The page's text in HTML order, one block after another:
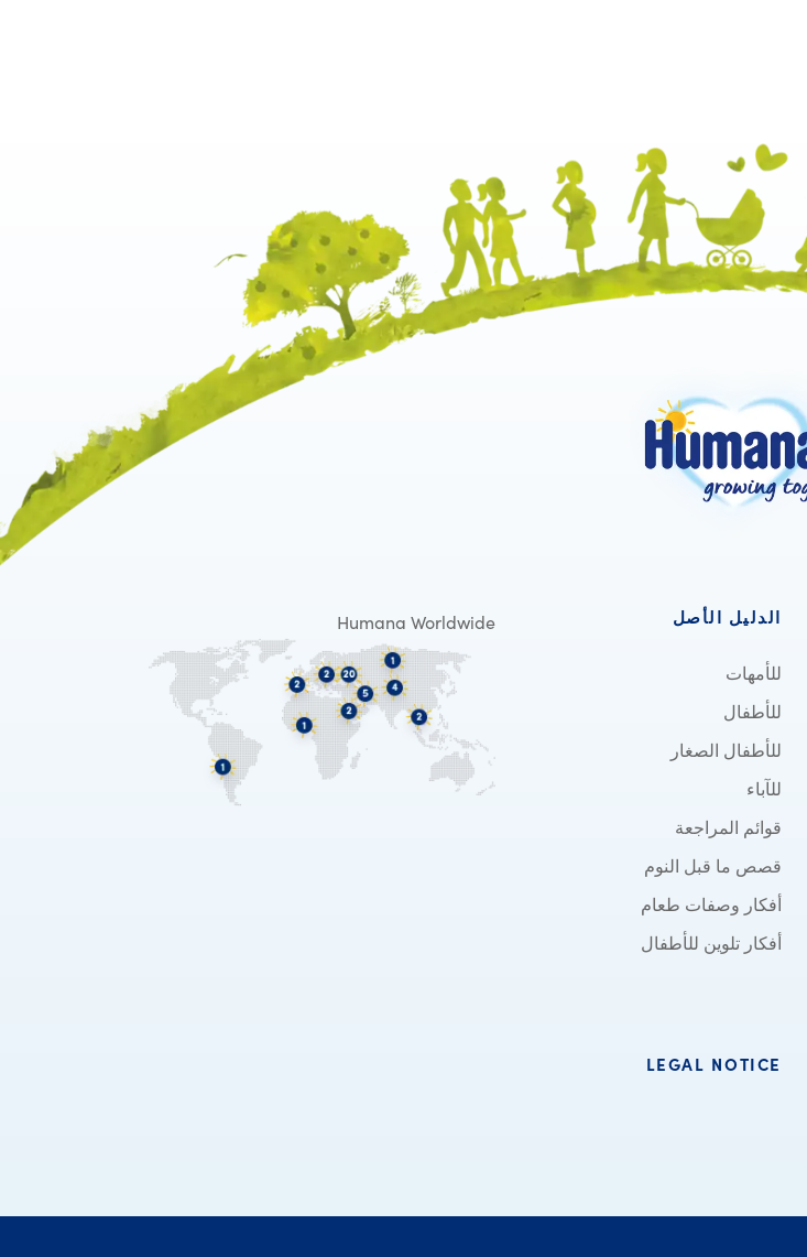
الدليل الأصل
للأمهات
للأطفال
للأطفال الصغار
للآباء
قوائم المراجعة
قصص ما قبل النوم
أفكار وصفات طعام
أفكار تلوين للأطفال
LEGAL NOTICE
Humana Worldwide